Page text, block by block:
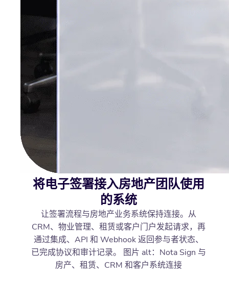
将电子签署接入房地产团队使用
的系统
让签署流程与房地产业务系统保持连接。从
CRM、物业管理、租赁或客户门户发起请求，再
通过集成、API 和 Webhook 返回参与者状态、
已完成协议和审计记录。 图片 alt：Nota Sign 与
房产、租赁、CRM 和客户系统连接